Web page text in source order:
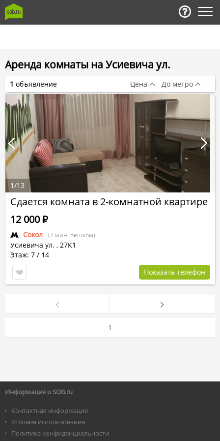
Аренда комнаты на Усиевича ул.
Сдается комната в 2-комнатной квартире
Сокол (7 мин. пешком)
Усиевича ул. , 27К1
Этаж: 7 / 14
12 000Р
Показать телефон
1/13
1 объявление Цена До метро
1
Информация о SOB.ru
Контактная информация
Условия использования
Политика конфиденциальности